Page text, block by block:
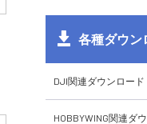
各種ダウン
DJI関連ダウンロード
HOBBYWING関連ダ